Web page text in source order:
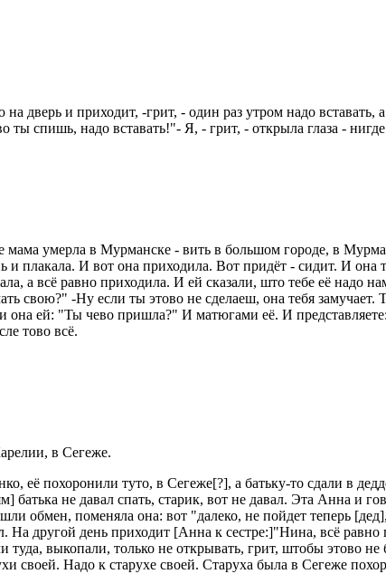
дверь и приходит, -грит, - один раз утром надо вставать,
ты спишь, надо вставать!"- Я, - грит, - открыла глаза -
умерла в Мурманске - вить в большом городе, в
и плакала. И вот она приходила. Вот придёт - сидит. И
а всё равно приходила. И ей сказали, што тебе её надо
свою?" -Ну если ты этово не сделаеш, она тебя
она ей: "Ты чево пришла?" И матюгами её. И
тово всё.
в Сегеже.
её похоронили туто, в Сегеже[?], а батьку-то сдали в
батька не давал спать, старик, вот не давал. Эта Анна и
обмен, поменяла она: вот "далеко, не пойдет теперь
На другой день приходит [Анна к сестре:]"Нина, всё
туда, выкопали, только не открывать, грит, штобы этово
своей. Надо к старухе своей. Старуха была в Сегеже